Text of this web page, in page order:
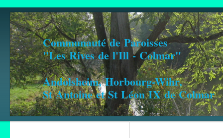
Communauté de Paroisses
"Les Rives de l'Ill - Colmar"
Andolsheim, Horbourg-Wihr,
St Antoine et St Léon IX de Colmar